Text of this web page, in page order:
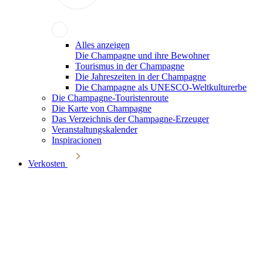
Alles anzeigen
Die Champagne und ihre Bewohner
Tourismus in der Champagne
Die Jahreszeiten in der Champagne
Die Champagne als UNESCO-Weltkulturerbe
Die Champagne-Touristenroute
Die Karte von Champagne
Das Verzeichnis der Champagne-Erzeuger
Veranstaltungskalender
Inspiracionen
Verkosten